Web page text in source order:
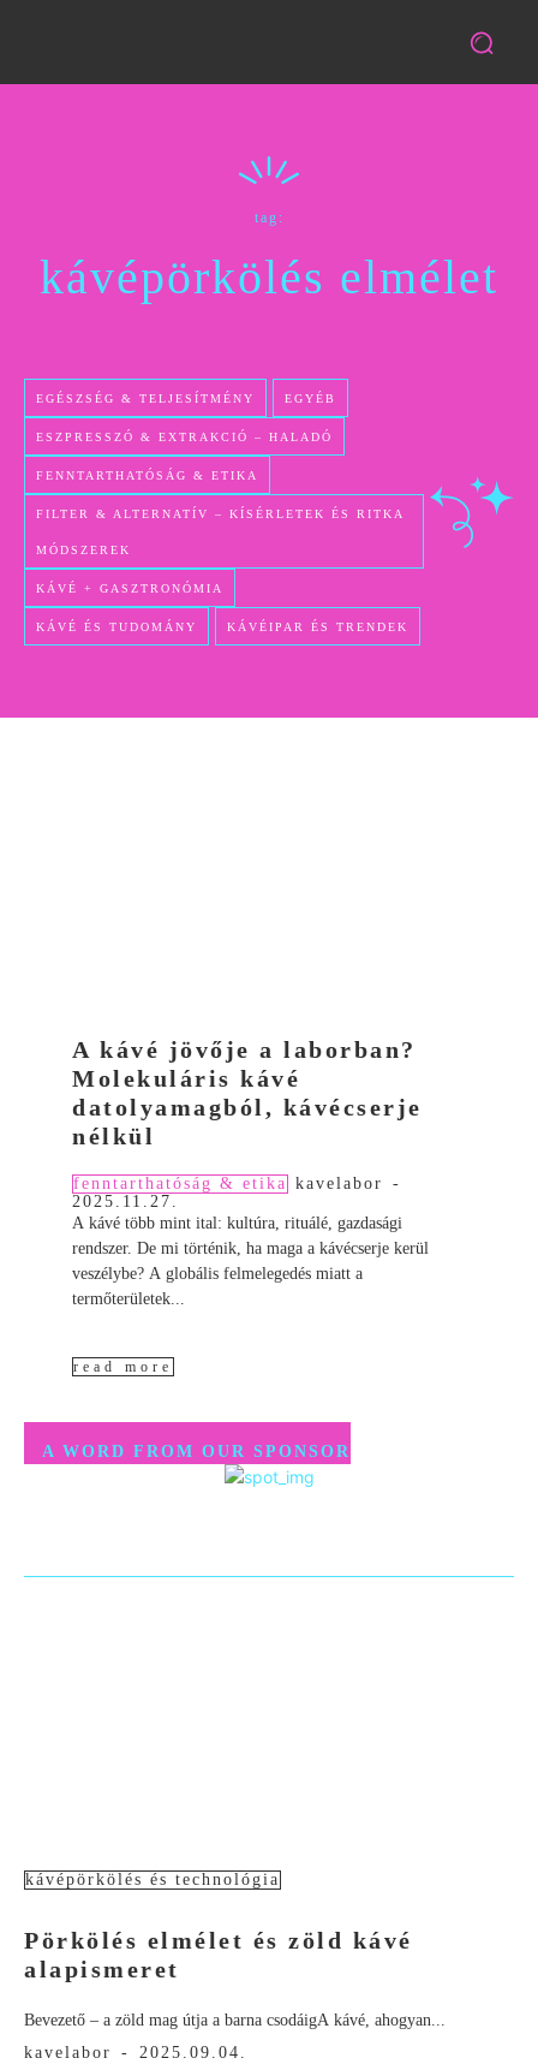
tag:
kávépörkölés elmélet
EGÉSZSÉG & TELJESÍTMÉNY EGYÉB
ESZPRESSZÓ & EXTRAKCIÓ – HALADÓ
FENNTARTHATÓSÁG & ETIKA
FILTER & ALTERNATÍV – KÍSÉRLETEK ÉS RITKA
MÓDSZEREK
KÁVÉ + GASZTRONÓMIA
KÁVÉ ÉS TUDOMÁNY KÁVÉIPAR ÉS TRENDEK
A kávé jövője a laborban?
Molekuláris kávé
datolyamagból, kávécserje
nélkül
fenntarthatóság & etika kavelabor
-
2025.11.27.
A kávé több mint ital: kultúra, rituálé, gazdasági
rendszer. De mi történik, ha maga a kávécserje kerül
veszélybe? A globális felmelegedés miatt a
termőterületek...
read more
A WORD FROM OUR SPONSOR
kávépörkölés és technológia
Pörkölés elmélet és zöld kávé
alapismeret
Bevezető – a zöld mag útja a barna csodáigA kávé, ahogyan...
kavelabor
- 2025.09.04.